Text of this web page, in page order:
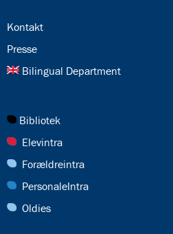
24.0:
Kontakt
25.0:
Presse
26.0:
Bilingual Department
27.0:
Bibliotek
28.0:
Elevintra
29.0:
Forældreintra
30.0:
PersonaleIntra
31.0:
Oldies